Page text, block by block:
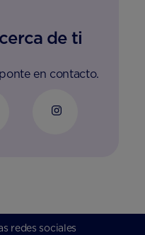
de ti
en contacto.
redes sociales